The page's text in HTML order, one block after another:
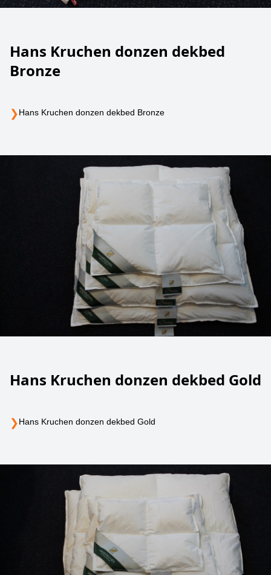
Hans Kruchen donzen dekbed
Bronze
❯Hans Kruchen donzen dekbed Bronze
Hans Kruchen donzen dekbed Gold
❯Hans Kruchen donzen dekbed Gold